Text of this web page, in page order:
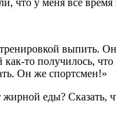
выпить.
то получилось,
Он же спортсмен!»
еды?